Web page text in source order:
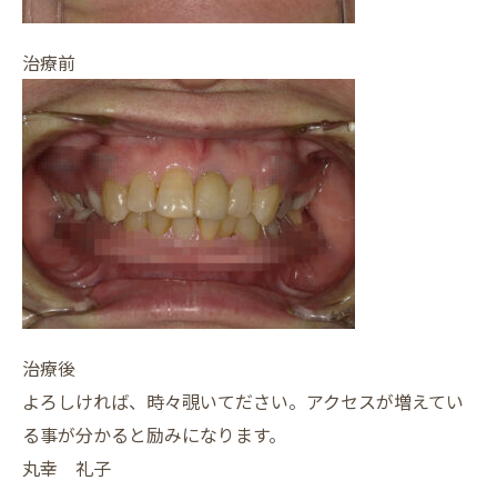
治療前
治療後
よろしければ、時々覗いてださい。アクセスが増えてい
る事が分かると励みになります。
丸幸 礼子